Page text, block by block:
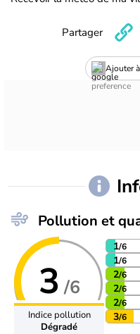
Ajouter
Partager
Pollution et
3 /6
Indice pollution
Dégradé
1/6
1/6
2/6
2/6
2/6
3/6